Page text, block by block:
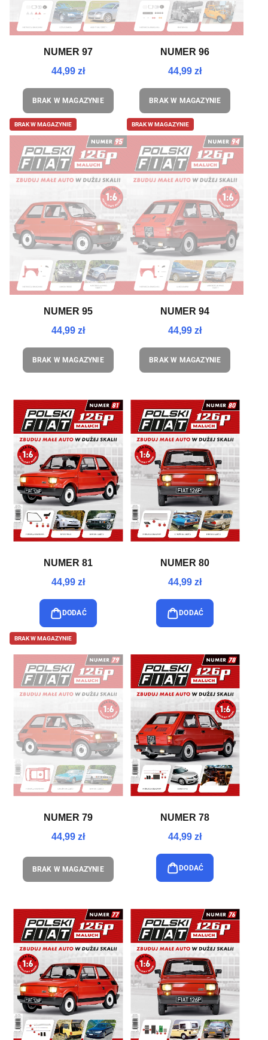
NUMER 97
44,99 zł
BRAK W MAGAZYNIE
NUMER 96
44,99 zł
BRAK W MAGAZYNIE
BRAK W MAGAZYNIE
NUMER 95
44,99 zł
BRAK W MAGAZYNIE
BRAK W MAGAZYNIE
NUMER 94
44,99 zł
BRAK W MAGAZYNIE
NUMER 81
44,99 zł
DODAĆ
NUMER 80
44,99 zł
DODAĆ
BRAK W MAGAZYNIE
NUMER 79
44,99 zł
BRAK W MAGAZYNIE
NUMER 78
44,99 zł
DODAĆ